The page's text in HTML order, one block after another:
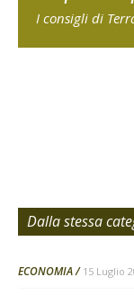
I consigli di
Dalla stessa
ECONOMIA 15 Luglio